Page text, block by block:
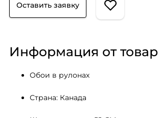
Оставить заявку
Информация от
Обои в рулонах
Страна: Канада